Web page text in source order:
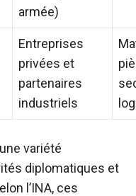
armée)
Entreprises
privées et
partenaires
industriels
variété
diplomatiques et
l’INA, ces